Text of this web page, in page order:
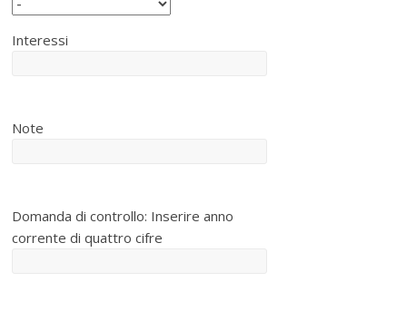
Interessi
Note
Domanda di controllo: Inserire anno
corrente di quattro cifre